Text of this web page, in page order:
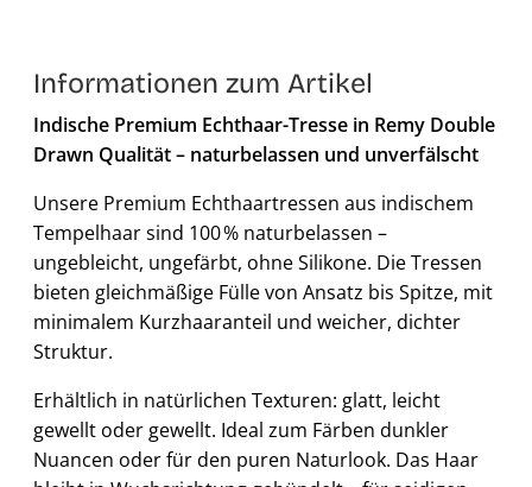
Informationen zum Artikel
Indische Premium Echthaar-Tresse in Remy Double
Drawn Qualität – naturbelassen und unverfälscht
Unsere Premium Echthaartressen aus indischem
Tempelhaar sind 100 % naturbelassen –
ungebleicht, ungefärbt, ohne Silikone. Die Tressen
bieten gleichmäßige Fülle von Ansatz bis Spitze, mit
minimalem Kurzhaaranteil und weicher, dichter
Struktur.
Erhältlich in natürlichen Texturen: glatt, leicht
gewellt oder gewellt. Ideal zum Färben dunkler
Nuancen oder für den puren Naturlook. Das Haar